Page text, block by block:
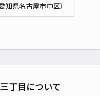
知県名古屋市中区）
丁目について